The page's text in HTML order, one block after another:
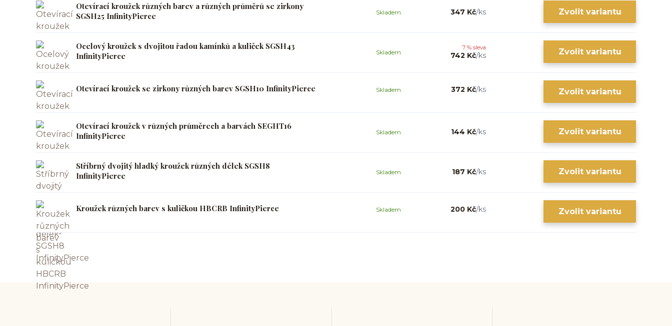
Otevírací kroužek různých barev a různých průměrů se zirkony
SGSH25 InfinityPierce
347 Kč/ks
Skladem Zvolit variantu
Ocelový kroužek s dvojitou řadou kamínků a kuliček SGSH43
InfinityPierce
7 % sleva
742 Kč/ks
Skladem Zvolit variantu
Otevírací kroužek se zirkony různých barev SGSH10 InfinityPierce 372 Kč/ks
Skladem Zvolit variantu
Otevírací kroužek v různých průměrech a barvách SEGHT16
InfinityPierce
144 Kč/ks
Skladem Zvolit variantu
Stříbrný dvojitý hladký kroužek různých délek SGSH8
InfinityPierce
187 Kč/ks
Skladem Zvolit variantu
Kroužek různých barev s kuličkou HBCRB InfinityPierce 200 Kč/ks
Skladem Zvolit variantu